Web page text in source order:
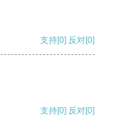
支持[0] 反对[0]
支持[0] 反对[0]